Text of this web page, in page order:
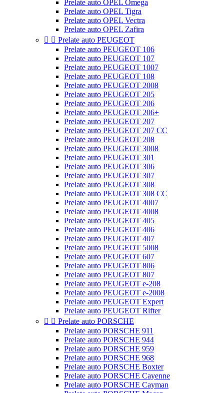
Prelate auto OPEL Omega
Prelate auto OPEL Tigra
Prelate auto OPEL Vectra
Prelate auto OPEL Zafira
  Prelate auto PEUGEOT
Prelate auto PEUGEOT 106
Prelate auto PEUGEOT 107
Prelate auto PEUGEOT 1007
Prelate auto PEUGEOT 108
Prelate auto PEUGEOT 2008
Prelate auto PEUGEOT 205
Prelate auto PEUGEOT 206
Prelate auto PEUGEOT 206+
Prelate auto PEUGEOT 207
Prelate auto PEUGEOT 207 CC
Prelate auto PEUGEOT 208
Prelate auto PEUGEOT 3008
Prelate auto PEUGEOT 301
Prelate auto PEUGEOT 306
Prelate auto PEUGEOT 307
Prelate auto PEUGEOT 308
Prelate auto PEUGEOT 308 CC
Prelate auto PEUGEOT 4007
Prelate auto PEUGEOT 4008
Prelate auto PEUGEOT 405
Prelate auto PEUGEOT 406
Prelate auto PEUGEOT 407
Prelate auto PEUGEOT 5008
Prelate auto PEUGEOT 607
Prelate auto PEUGEOT 806
Prelate auto PEUGEOT 807
Prelate auto PEUGEOT e-208
Prelate auto PEUGEOT e-2008
Prelate auto PEUGEOT Expert
Prelate auto PEUGEOT Rifter
  Prelate auto PORSCHE
Prelate auto PORSCHE 911
Prelate auto PORSCHE 944
Prelate auto PORSCHE 959
Prelate auto PORSCHE 968
Prelate auto PORSCHE Boxter
Prelate auto PORSCHE Cayenne
Prelate auto PORSCHE Cayman